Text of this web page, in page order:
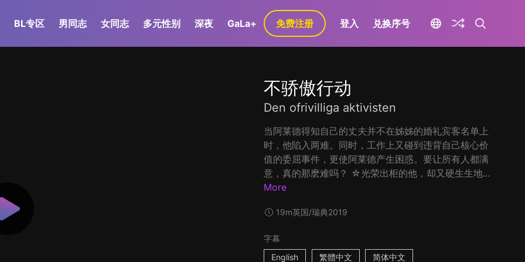
BL专区 男同志 女同志 多元性别 深夜 GaLa+ 免费注册 登入 兑换序号
不骄傲行动
Den ofrivilliga aktivisten
当阿莱德得知自己的丈夫并不在姊姊的婚礼宾客名单上
时，他陷入两难。同时，工作上又碰到违背自己核心价
值的委屈事件，更使阿莱德产生困惑。要让所有人都满
意，真的那麽难吗？ ☆光荣出柜的他，却又硬生生地...
More
19m英国/瑞典2019
字幕
English
繁體中文 简体中文